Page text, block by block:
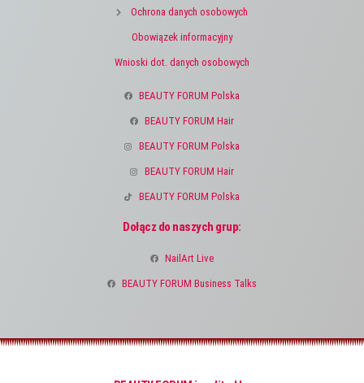
Ochrona danych osobowych
Obowiązek informacyjny
Wnioski dot. danych osobowych
BEAUTY FORUM Polska
BEAUTY FORUM Hair
BEAUTY FORUM Polska
BEAUTY FORUM Hair
BEAUTY FORUM Polska
Dołącz do naszych grup:
NailArt Live
BEAUTY FORUM Business Talks